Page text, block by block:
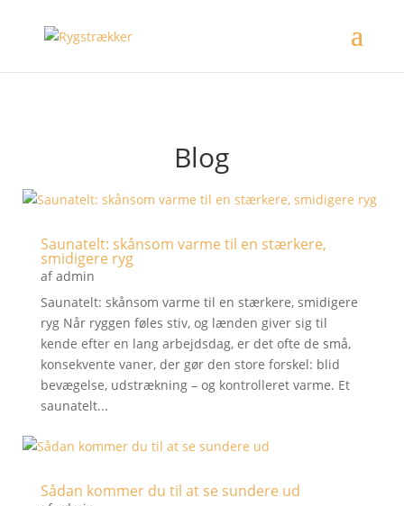
Blog
Saunatelt: skånsom varme til en stærkere,
smidigere ryg
afadmin
Saunatelt: skånsom varme til en stærkere, smidigere
ryg Når ryggen føles stiv, og lænden giver sig til
kende efter en lang arbejdsdag, er det ofte de små,
konsekvente vaner, der gør den store forskel: blid
bevægelse, udstrækning – og kontrolleret varme. Et
saunatelt...
Sådan kommer du til at se sundere ud